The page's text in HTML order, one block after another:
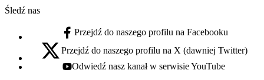
Śledź nas
facebook - otwiera się w nowej karcie
Przejdź do naszego profilu na Facebooku
x - otwiera się w nowej karcie
Przejdź do naszego profilu na X (dawniej Twitter)
youtube - otwiera się w nowej karcie
Odwiedź nasz kanał w serwisie YouTube